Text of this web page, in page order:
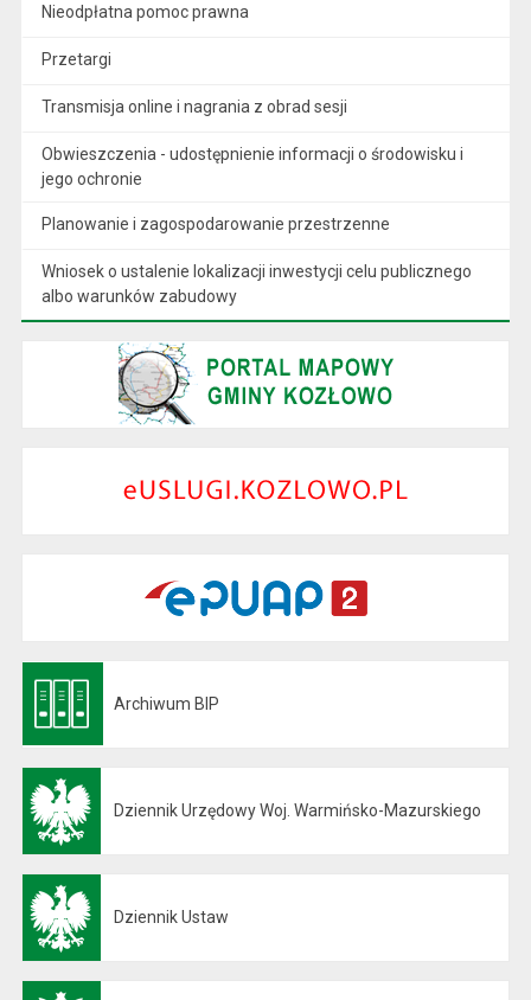
Nieodpłatna pomoc prawna
Przetargi
Transmisja online i nagrania z obrad sesji
Obwieszczenia - udostępnienie informacji o środowisku i
jego ochronie
Planowanie i zagospodarowanie przestrzenne
Wniosek o ustalenie lokalizacji inwestycji celu publicznego
albo warunków zabudowy
Archiwum BIP
Dziennik Urzędowy Woj. Warmińsko-Mazurskiego
Dziennik Ustaw